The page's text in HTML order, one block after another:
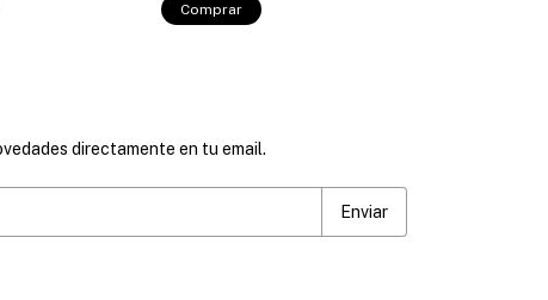
Comprar
directamente en tu email.